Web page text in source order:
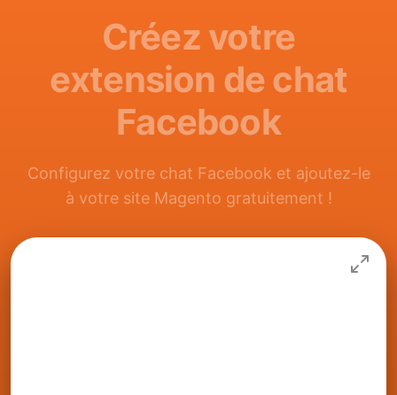
Créez votre
extension de chat
Facebook
Configurez votre chat Facebook et ajoutez-le
à votre site Magento gratuitement !